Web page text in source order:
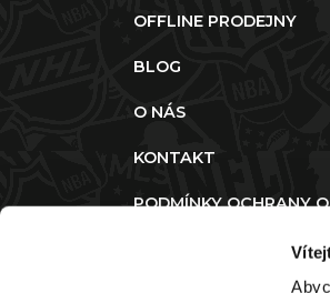
OFFLINE PRODEJNY
BLOG
O NÁS
KONTAKT
PODMÍNKY OCHRANY
ZMĚNIT SOUHLAS S